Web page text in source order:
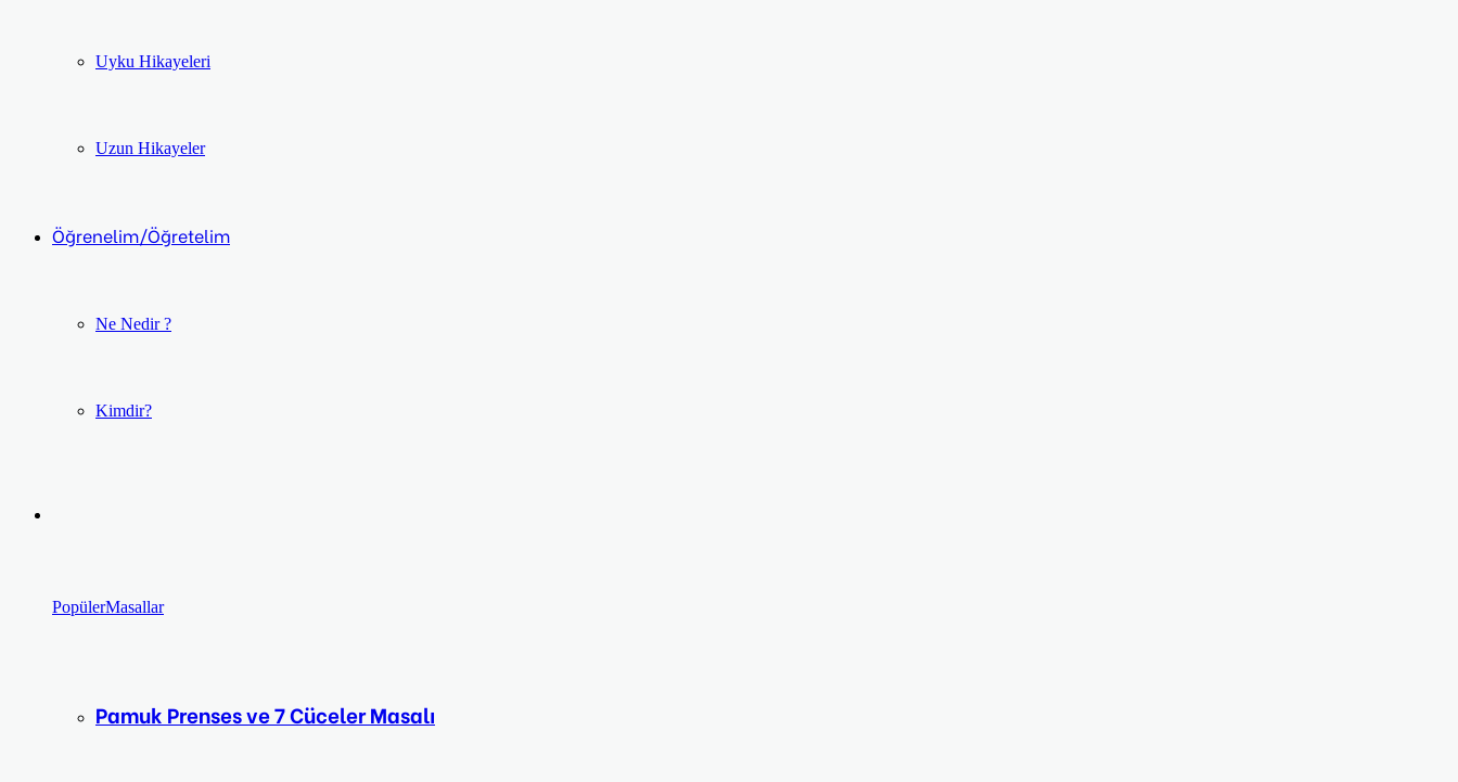
Uyku Hikayeleri
Uzun Hikayeler
Öğrenelim/Öğretelim
Ne Nedir ?
Kimdir?
PopülerMasallar
Pamuk Prenses ve 7 Cüceler Masalı